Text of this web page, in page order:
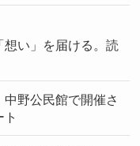
想い」を届ける。読
野公民館で開催さ